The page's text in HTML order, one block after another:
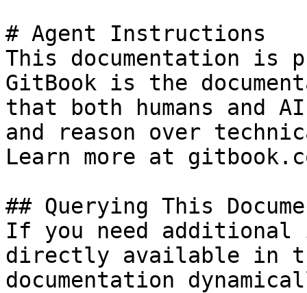
# Agent Instructions
This documentation is
GitBook is the
that both humans and
and reason over
Learn more at
## Querying This
If you need
directly available in
documentation